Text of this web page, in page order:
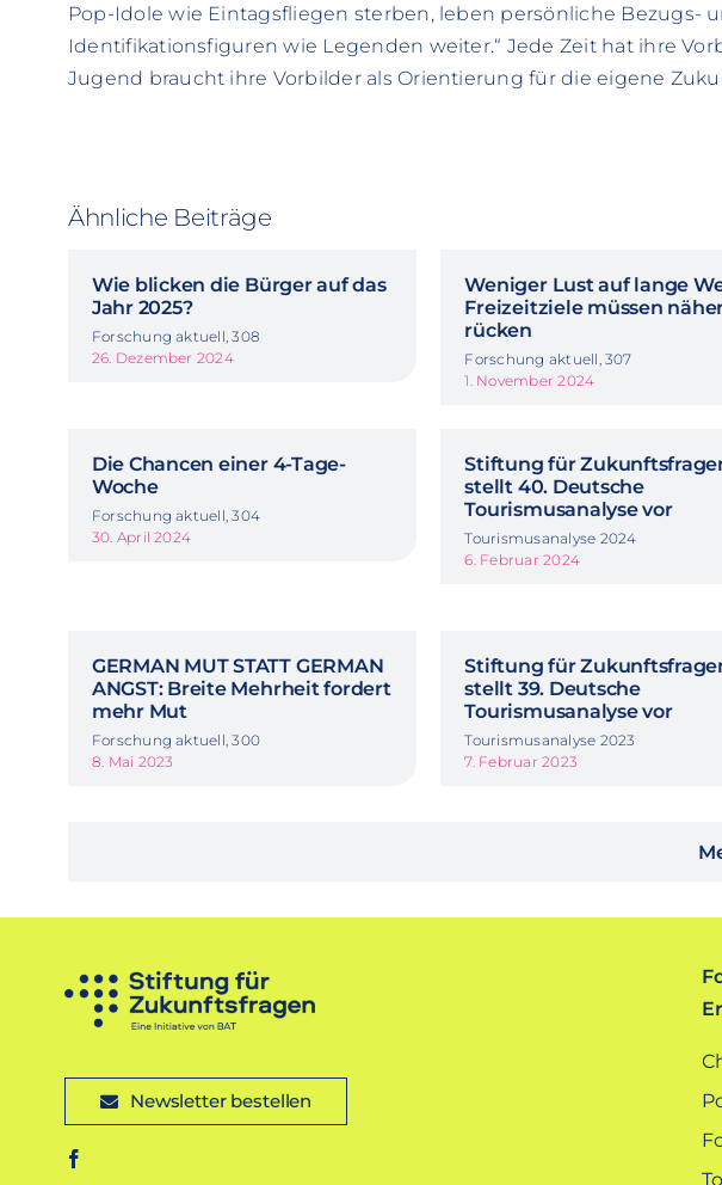
Pop-Idole wie Eintagsfliegen sterben, leben persönliche Bezugs-
Identifikationsfiguren wie Legenden weiter.“ Jede Zeit hat ihre
Jugend braucht ihre Vorbilder als Orientierung für die eigene
Ähnliche Beiträge
Wie blicken die Bürger auf das
Jahr 2025?
Forschung aktuell, 308
26. Dezember 2024
Weniger Lust auf lange
Freizeitziele müssen
rücken
Forschung aktuell, 307
1. November 2024
Die Chancen einer 4-Tage-
Woche
Forschung aktuell, 304
30. April 2024
Stiftung für
stellt 40. Deutsche
Tourismusanalyse vor
Tourismusanalyse 2024
6. Februar 2024
GERMAN MUT STATT GERMAN
ANGST: Breite Mehrheit fordert
mehr Mut
Forschung aktuell, 300
8. Mai 2023
Stiftung für
stellt 39. Deutsche
Tourismusanalyse vor
Tourismusanalyse 2023
7. Februar 2023
Newsletter bestellen